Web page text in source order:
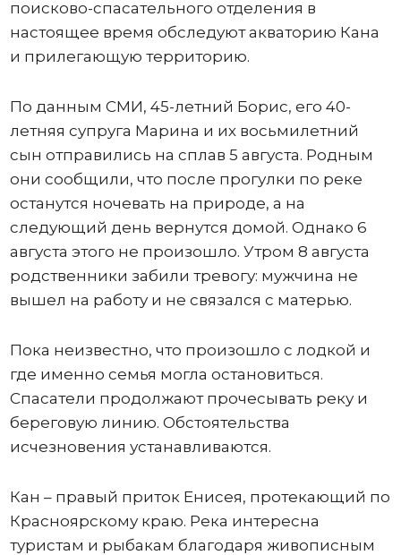
поисково-спасательного отделения в
настоящее время обследуют акваторию Кана
и прилегающую территорию.
По данным СМИ, 45-летний Борис, его 40-
летняя супруга Марина и их восьмилетний
сын отправились на сплав 5 августа. Родным
они сообщили, что после прогулки по реке
останутся ночевать на природе, а на
следующий день вернутся домой. Однако 6
августа этого не произошло. Утром 8 августа
родственники забили тревогу: мужчина не
вышел на работу и не связался с матерью.
Пока неизвестно, что произошло с лодкой и
где именно семья могла остановиться.
Спасатели продолжают прочесывать реку и
береговую линию. Обстоятельства
исчезновения устанавливаются.
Кан – правый приток Енисея, протекающий по
Красноярскому краю. Река интересна
туристам и рыбакам благодаря живописным